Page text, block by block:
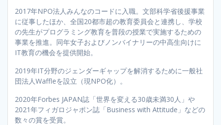
2017年NPO法人みんなのコードに入職。文部科学省後援事業
に従事したほか、全国20都市超の教育委員会と連携し、学校
の先生がプログラミング教育を普段の授業で実施するための
事業を推進。同年女子およびノンバイナリーの中高生向けに
IT教育の機会を提供開始。
2019年IT分野のジェンダーギャップを解消するために一般社
団法人Waffleを設立（現NPO化）。
2020年Forbes JAPAN誌「世界を変える30歳未満30人」や
2021年フィガロジャポン誌「Business with Attitude」などの
数々の賞を受賞。